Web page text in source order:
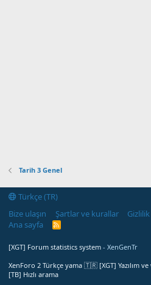
Tarih 3 Genel
Türkçe (TR)
Bize ulaşın
Şartlar ve kurallar
Ana sayfa
R
[XGT] Forum statistics system - XenGenTr
XenForo 2 Türkçe yama 🇹🇷 [XGT] Yazılım
[TB] Hızlı arama